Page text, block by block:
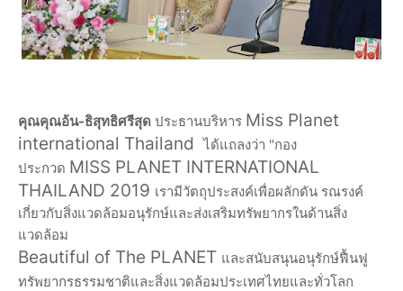
คุณคุณอ้น-ธิสุทธิศรีสุด ประธานบริหาร Miss Planet
international Thailandได้แถลงว่า "กอง
ประกวด MISS PLANET INTERNATIONAL
THAILAND 2019 เรามีวัตถุประสงค์เพื่อผลักดัน รณรงค์
เกี่ยวกับสิ่งแวดล้อมอนุรักษ์และส่งเสริมทรัพยากรในด้านสิ่ง
แวดล้อม
Beautiful of The PLANET และสนับสนุนอนุรักษ์ฟื้นฟู
ทรัพยากรธรรมชาติและสิ่งแวดล้อมประเทศไทยและทั่วโลก